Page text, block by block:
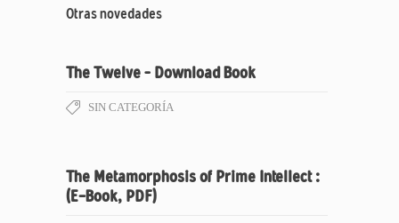
Otras novedades
The Twelve – Download Book
SIN CATEGORÍA
The Metamorphosis of Prime Intellect :
(E-Book, PDF)